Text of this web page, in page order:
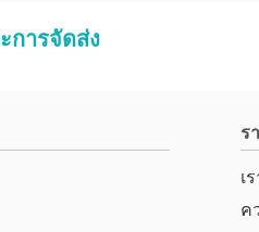
การจัดส่ง
ร
เ
ค